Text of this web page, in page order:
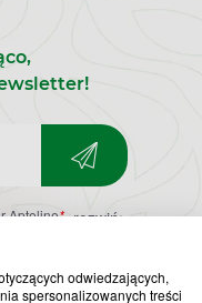
odwiedzających,
spersonalizowanych treści
Apteline* rozwiń>